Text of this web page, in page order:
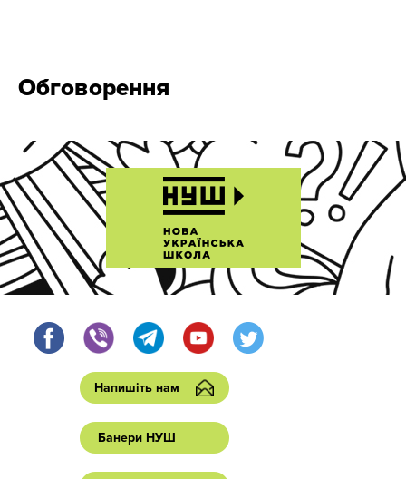
Обговорення
Напишіть нам
Банери НУШ